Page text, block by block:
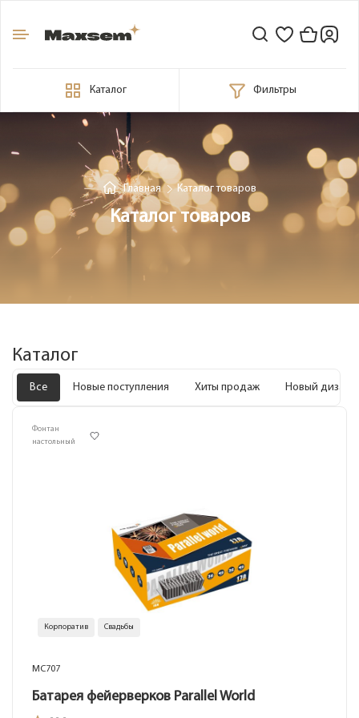
Каталог Фильтры
Главная Каталог товаров
Каталог товаров
Каталог
Все Новые поступления Хиты продаж Новый дизайн
Фонтан
настольный
Корпоратив Свадьбы
MC707
Батарея фейерверков Parallel World